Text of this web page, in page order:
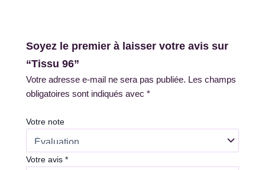
Soyez le premier à laisser votre avis sur
“Tissu 96”
Votre adresse e-mail ne sera pas publiée. Les champs
obligatoires sont indiqués avec*
Votre note
Votre avis*